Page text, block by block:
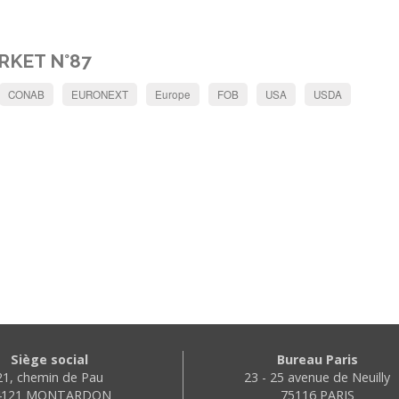
N°87
CONAB EURONEXT Europe FOB USA USDA
Siège social
chemin de Pau
MONTARDON
Bureau Paris
23 - 25 avenue de Neuilly
75116 PARIS